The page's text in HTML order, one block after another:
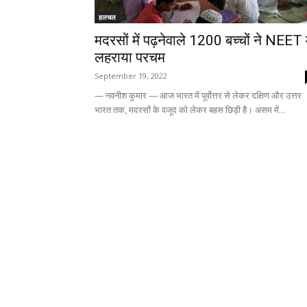
हलचल
मदरसों में पढ़नेवाले 1200 बच्चों ने NEET
लहराया परचम
September 19, 2022
— नवनीश कुमार — आज भारत में पूर्वोत्तर से लेकर दक्षिण और उत्तर
भारत तक, मदरसों के वजूद को लेकर बहस छिड़ी है। असम में...